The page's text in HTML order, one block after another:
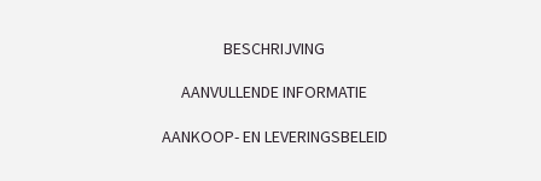
BESCHRIJVING
AANVULLENDE INFORMATIE
AANKOOP- EN LEVERINGSBELEID